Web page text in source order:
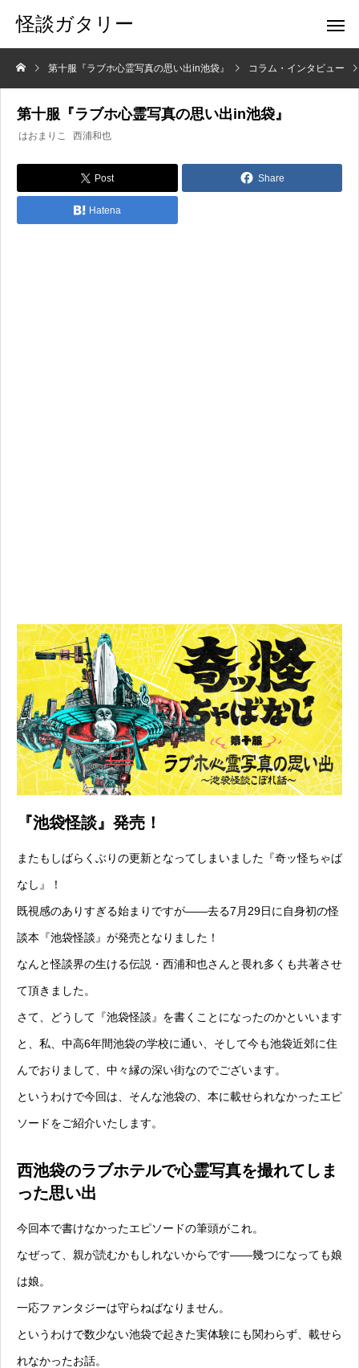
怪談ガタリー
第十服『ラブホ心霊写真の思い出in池袋』 コラム・インタビュー
第十服『ラブホ心霊写真の思い出in池袋』
はおまりこ 西浦和也
Post Share
Hatena
『池袋怪談』発売！
またもしばらくぶりの更新となってしまいました『奇ッ怪ちゃば
なし』！
既視感のありすぎる始まりですが——去る7月29日に自身初の怪
談本『池袋怪談』が発売となりました！
なんと怪談界の生ける伝説・西浦和也さんと畏れ多くも共著させ
て頂きました。
さて、どうして『池袋怪談』を書くことになったのかといいます
と、私、中高6年間池袋の学校に通い、そして今も池袋近郊に住
んでおりまして、中々縁の深い街なのでございます。
というわけで今回は、そんな池袋の、本に載せられなかったエピ
ソードをご紹介いたします。
西池袋のラブホテルで心霊写真を撮れてしま
った思い出
今回本で書けなかったエピソードの筆頭がこれ。
なぜって、親が読むかもしれないからです——幾つになっても娘
は娘。
一応ファンタジーは守らねばなりません。
というわけで数少ない池袋で起きた実体験にも関わらず、載せら
れなかったお話。